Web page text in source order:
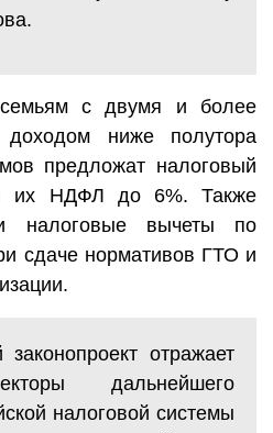
с двумя и более
ниже полутора
предложат налоговый
их НДФЛ до 6%. Также
налоговые вычеты по
сдаче нормативов ГТО и
отражает
дальнейшего
налоговой системы